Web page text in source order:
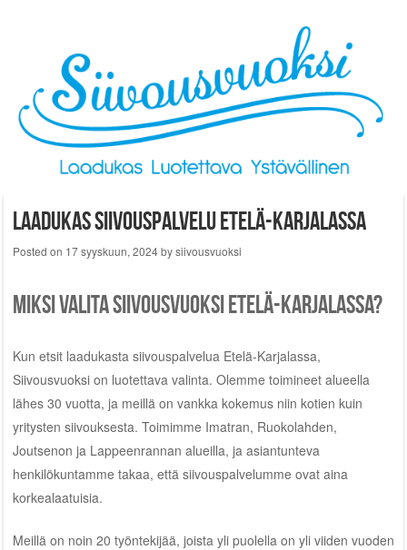
Laadukas siivouspalvelu Etelä-Karjalassa
Posted on 17 syyskuun, 2024bysiivousvuoksi
Miksi valita Siivousvuoksi Etelä-Karjalassa?
Kun etsit laadukasta siivouspalvelua Etelä-Karjalassa,
Siivousvuoksi on luotettava valinta. Olemme toimineet alueella
lähes 30 vuotta, ja meillä on vankka kokemus niin kotien kuin
yritysten siivouksesta. Toimimme Imatran, Ruokolahden,
Joutsenon ja Lappeenrannan alueilla, ja asiantunteva
henkilökuntamme takaa, että siivouspalvelumme ovat aina
korkealaatuisia.
Meillä on noin 20 työntekijää, joista yli puolella on yli viiden vuoden